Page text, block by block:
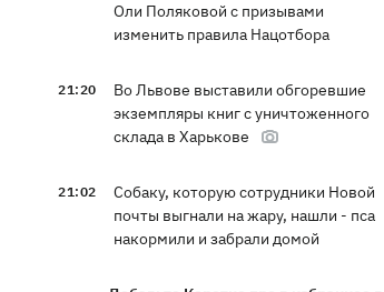
Оли Поляковой с призывами
изменить правила Нацотбора
21:20
Во Львове выставили обгоревшие
экземпляры книг с уничтоженного
склада в Харькове
21:02
Собаку, которую сотрудники Новой
почты выгнали на жару, нашли - пса
накормили и забрали домой